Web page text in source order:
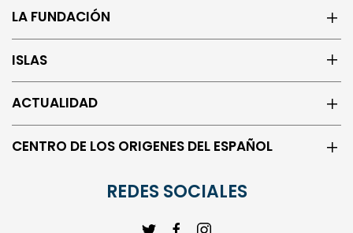
LA FUNDACIÓN
ISLAS
ACTUALIDAD
CENTRO DE LOS ORIGENES DEL ESPAÑOL
REDES SOCIALES